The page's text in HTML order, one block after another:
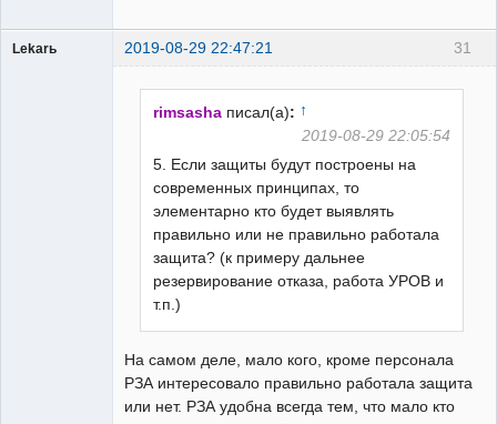
31
Lekarь 2019-08-29 22:47:21
rimsasha писал(а): ↑
2019-08-29 22:05:54
5. Если защиты будут построены на
современных принципах, то
элементарно кто будет выявлять
правильно или не правильно работала
защита? (к примеру дальнее
резервирование отказа, работа УРОВ и
т.п.)
На самом деле, мало кого, кроме персонала
РЗА интересовало правильно работала защита
или нет. РЗА удобна всегда тем, что мало кто